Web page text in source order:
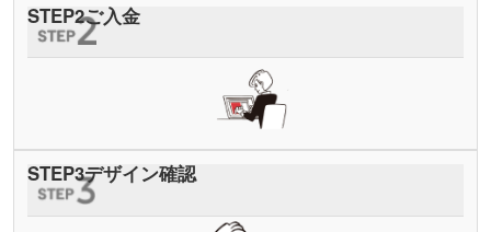
STEP2ご入金
STEP3デザイン確認